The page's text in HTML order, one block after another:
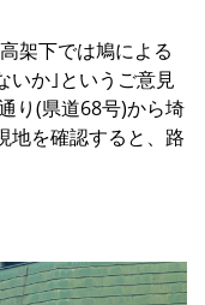
架下では鳩による
いか｣というご意見
り(県道68号)から埼
地を確認すると、路